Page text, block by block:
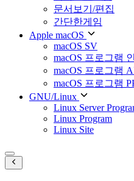
문서보기/편집
간단한게임
Apple macOS
macOS SV
macOS 프로그램
macOS 프로그램
macOS 프로그램
GNU/Linux
Linux Server
Linux Program
Linux Site